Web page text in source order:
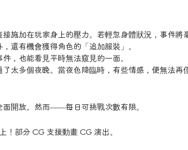
施加在玩家身上的壓力。若輕忽身體狀況，事件將
還有機會獲得角色的「追加服裝」。
，也能看見平時無法窺見的一面。
太多個夜晚。當夜色降臨時，有些情感，便無法再
面開放。然而——每日可挑戰次數有限。
部分 CG 支援動畫 CG 演出。